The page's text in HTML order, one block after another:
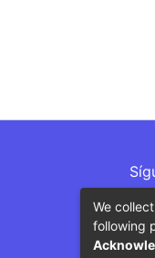
We
following